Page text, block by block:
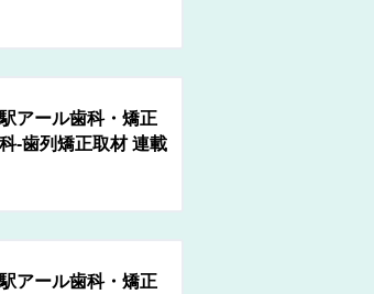
アール歯科・矯正
-歯列矯正取材 連載
アール歯科・矯正